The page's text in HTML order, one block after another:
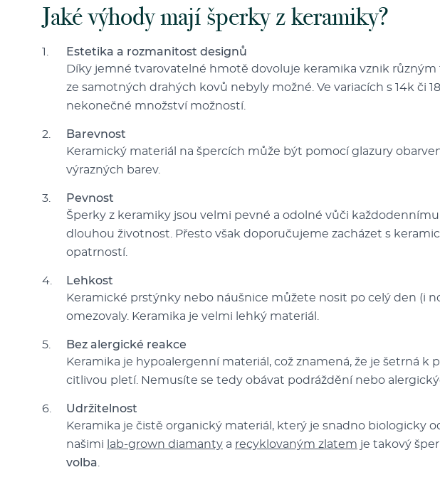
Jaké výhody mají šperky z keramiky?
Estetika a rozmanitost designů
Díky jemné tvarovatelné hmotě dovoluje keramika vznik
ze samotných drahých kovů nebyly možné. Ve variacích s 14k či
nekonečné množství možností.
Barevnost
Keramický materiál na špercích může být pomocí glazury
výrazných barev.
Pevnost
Šperky z keramiky jsou velmi pevné a odolné vůči
dlouhou životnost. Přesto však doporučujeme zacházet s
opatrností.
Lehkost
Keramické prstýnky nebo náušnice můžete nosit po celý den (i
omezovaly. Keramika je velmi lehký materiál.
Bez alergické reakce
Keramika je hypoalergenní materiál, což znamená, že je šetrná k
citlivou pletí. Nemusíte se tedy obávat podráždění nebo
Udržitelnost
Keramika je čistě organický materiál, který je snadno biologicky
našimi
lab-grown diamanty a recyklovaným zlatem je takový
volba.